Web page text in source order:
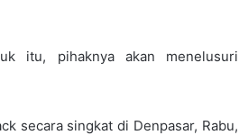
itu, pihaknya akan menelusuri
secara singkat di Denpasar, Rabu,